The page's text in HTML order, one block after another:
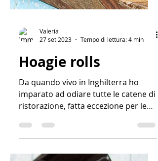
27 set 2023
Tempo di lettura: 4 min
Hoagie rolls
Da quando vivo in Inghilterra ho
imparato ad odiare tutte le catene di
ristorazione, fatta eccezione per le